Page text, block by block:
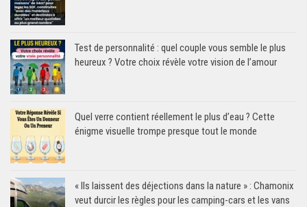
Test de personnalité : quel couple vous semble le plus
heureux ? Votre choix révèle votre vision de l’amour
Quel verre contient réellement le plus d’eau ? Cette
énigme visuelle trompe presque tout le monde
« Ils laissent des déjections dans la nature » : Chamonix
veut durcir les règles pour les camping-cars et les vans